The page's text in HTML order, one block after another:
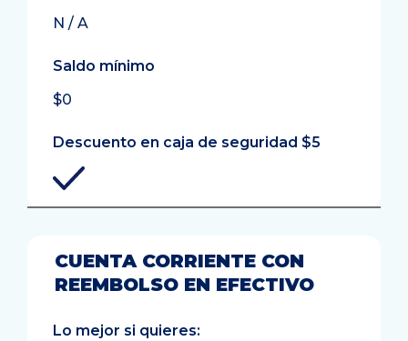
N / A
Saldo mínimo
$0
Descuento en caja de seguridad $5
CUENTA CORRIENTE CON
REEMBOLSO EN EFECTIVO
Lo mejor si quieres: